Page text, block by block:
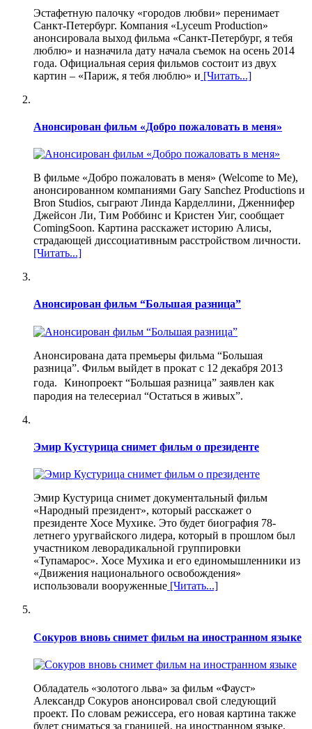
Эстафетную палочку «городов любви» перенимает
Санкт-Петербург. Компания «Lyceum Production»
анонсировала выход фильма «Санкт-Петербург, я тебя
люблю» и назначила дату начала съемок на осень 2014
года. Официальная серия фильмов состоит из двух
картин – «Париж, я тебя люблю» и [Читать...]
Анонсирован фильм «Добро пожаловать в меня»
В фильме «Добро пожаловать в меня» (Welcome to Me),
анонсированном компаниями Gary Sanchez Productions и
Bron Studios, сыграют Линда Карделлини, Дженнифер
Джейсон Ли, Тим Роббинс и Кристен Уиг, сообщает
ComingSoon. Картина расскажет историю Алисы,
страдающей диссоциативным расстройством личности.
[Читать...]
Анонсирован фильм “Большая разница”
Анонсирована дата премьеры фильма “Большая
разница”. Фильм выйдет в прокат с 12 декабря 2013
года. Кинопроект “Большая разница” заявлен как
пародия на телесериал “Остаться в живых”.
Эмир Кустурица снимет фильм о президенте
Эмир Кустурица снимет документальный фильм
«Народный президент», который расскажет о
президенте Хосе Мухике. Это будет биография 78-
летнего уругвайского лидера, который в прошлом был
участником леворадикальной группировки
«Тупамарос». Хосе Мухика и его единомышленники из
«Движения национального освобождения»
использовали вооруженные [Читать...]
Сокуров вновь снимет фильм на иностранном языке
Обладатель «золотого льва» за фильм «Фауст»
Александр Сокуров анонсировал свой следующий
проект. По словам режиссера, его новая картина также
будет сниматься за границей, на иностранном языке.